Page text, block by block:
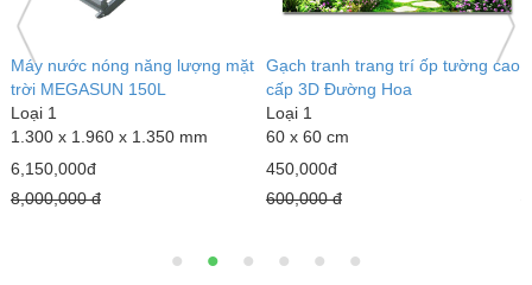
mặt
Gạch tranh trang trí ốp tường cao
cấp 3D Đường Hoa
60 x 60 cm
450,000đ
600,000 đ
Máy nước nóng năng lượng
trời MEGASUN 120L
1.070 x 2.000 x 1.30 mm
5,500,000đ
7,000,000 đ